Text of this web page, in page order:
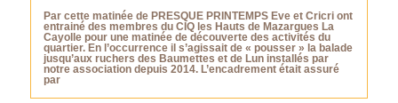
Par cette matinée de PRESQUE PRINTEMPS Eve et Cricri ont
entrainé des membres du CIQ les Hauts de Mazargues La
Cayolle pour une matinée de découverte des activités du
quartier. En l’occurrence il s’agissait de « pousser » la balade
jusqu’aux ruchers des Baumettes et de Lun installés par
notre association depuis 2014. L’encadrement était assuré
par